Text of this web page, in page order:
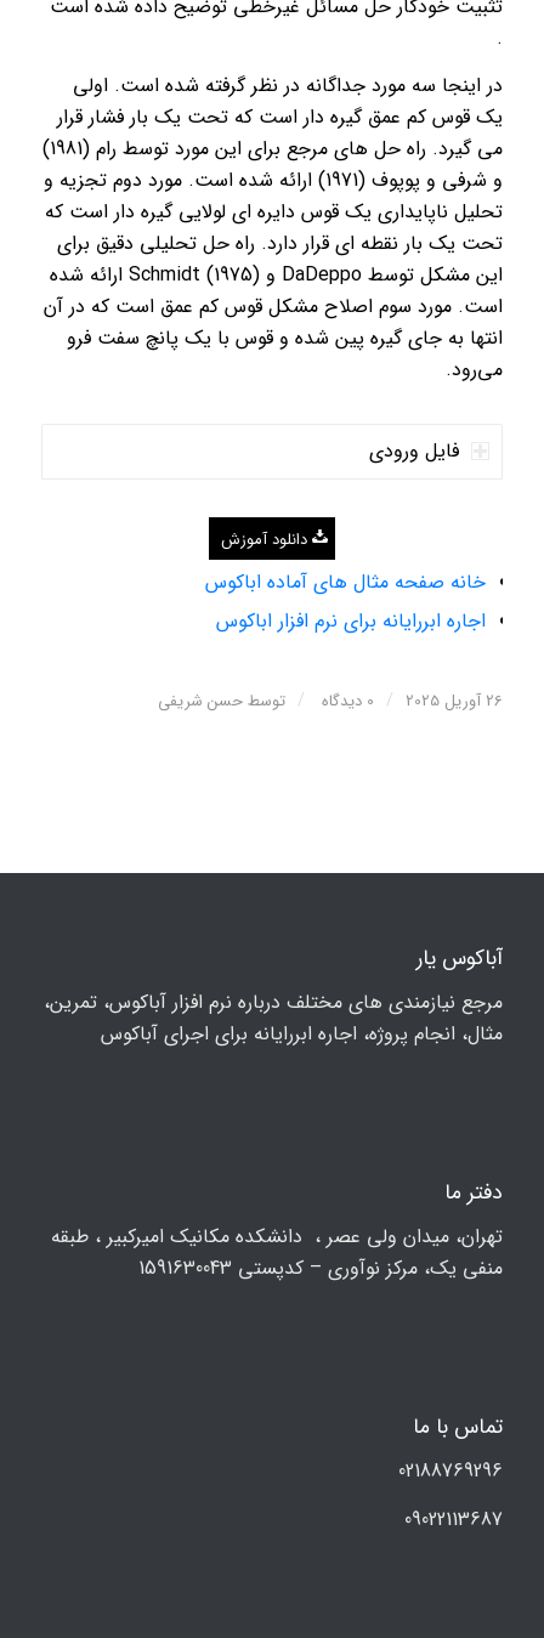
تثبیت خودکار حل مسائل غیرخطی توضیح داده شده است
.
در اینجا سه ​​مورد جداگانه در نظر گرفته شده است. اولی
یک قوس کم عمق گیره دار است که تحت یک بار فشار قرار
می گیرد. راه حل های مرجع برای این مورد توسط رام (1981)
و شرفی و پوپوف (1971) ارائه شده است. مورد دوم تجزیه و
تحلیل ناپایداری یک قوس دایره ای لولایی گیره دار است که
تحت یک بار نقطه ای قرار دارد. راه حل تحلیلی دقیق برای
این مشکل توسط DaDeppo و Schmidt (1975) ارائه شده
است. مورد سوم اصلاح مشکل قوس کم عمق است که در آن
انتها به جای گیره پین ​​شده و قوس با یک پانچ سفت فرو
می‌رود.
فایل ورودی
دانلود آموزش
خانه صفحه مثال های آماده اباکوس
اجاره ابررایانه برای نرم افزار اباکوس
26 آوریل 2025 / 0 دیدگاه / توسطحسن شریفی
آباکوس یار
مرجع نیازمندی های مختلف درباره نرم افزار آباکوس، تمرین،
مثال، انجام پروژه، اجاره ابررایانه برای اجرای آباکوس
دفتر ما
تهران، ميدان ولي عصر ، دانشکده مكانيك امیرکبیر ، طبقه
منفی یک، مرکز نوآوری – کدپستی 1591630043
تماس با ما
02188769296
09022113687